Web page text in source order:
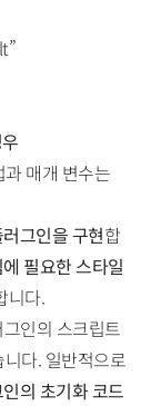
매개 변수는
그인을 구현합
필요한 스타일
니다.
인의 스크립트
다. 일반적으로
의 초기화 코드